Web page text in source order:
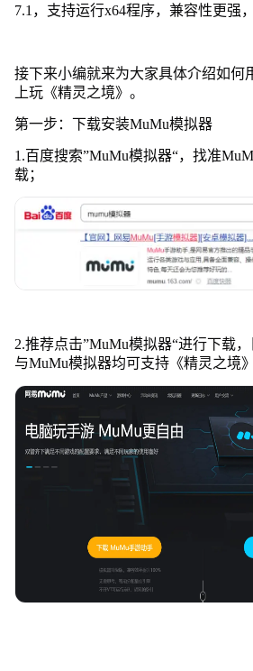
7.1，支持运行x64程序，兼容性更强
接下来小编就来为大家具体介绍如何
上玩《精灵之境》。
第一步：下载安装MuMu模拟器
1.百度搜索”MuMu模拟器“，找准
载；
2.推荐点击”MuMu模拟器“进行下载
与MuMu模拟器均可支持《精灵之境》